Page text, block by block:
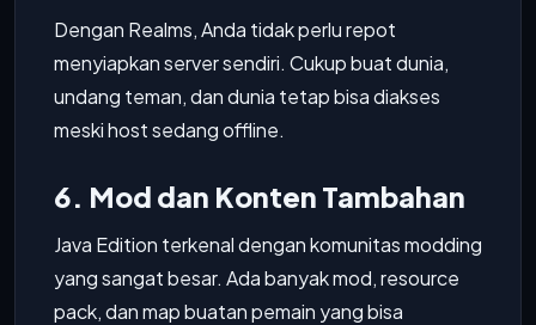
Dengan Realms, Anda tidak perlu repot
menyiapkan server sendiri. Cukup buat dunia,
undang teman, dan dunia tetap bisa diakses
meski host sedang offline.
6. Mod dan Konten Tambahan
Java Edition terkenal dengan komunitas modding
yang sangat besar. Ada banyak mod, resource
pack, dan map buatan pemain yang bisa